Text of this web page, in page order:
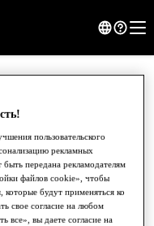
пользовательского
рекламных
передана рекламодателям
файлов cookie», чтобы
которые будут применяться ко
свое согласие на любом
все», вы даете согласие на